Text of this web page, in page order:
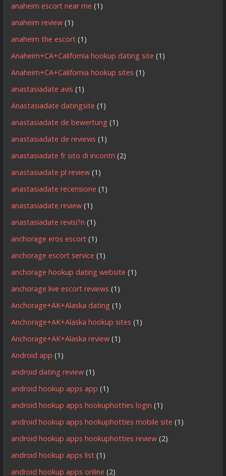
anaheim escort near me (1)
anaheim review (1)
anaheim the escort (1)
Anaheim+CA+California hookup dating site (1)
Anaheim+CA+California hookup sites (1)
anastasiadate avis (1)
Anastasiadate datingsite (1)
anastasiadate de bewertung (1)
anastasiadate de reviews (1)
anastasiadate fr sito di incontri (2)
anastasiadate pl review (1)
anastasiadate recensione (1)
anastasiadate review (1)
anastasiadate revisi?n (1)
anchorage eros escort (1)
anchorage escort service (1)
anchorage hookup dating website (1)
anchorage live escort reviews (1)
Anchorage+AK+Alaska dating (1)
Anchorage+AK+Alaska hookup sites (1)
Anchorage+AK+Alaska review (1)
Android app (1)
android dating review (1)
android hookup apps app (1)
android hookup apps hookuphotties login (1)
android hookup apps hookuphotties mobile site (1)
android hookup apps hookuphotties review (2)
android hookup apps list (1)
android hookup apps online (2)